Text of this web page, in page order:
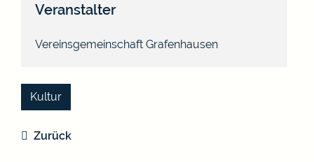
Veranstalter
Vereinsgemeinschaft Grafenhausen
Kultur
Zurück